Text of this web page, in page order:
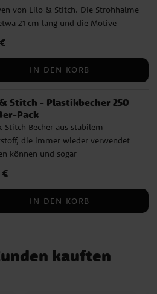
von Lilo & Stitch. Die Strohhalme
21 cm lang und die Motive
:2,19 €
IN DEN KORB
Stitch - Plastikbecher 250
Pack
Stitch Becher aus stabilem
die immer wieder verwendet
können und sogar
und originelle Alternative zu
Snacks und einem kleinen
Der Becher mit einem
:3,99 €
IN DEN KORB
kauften